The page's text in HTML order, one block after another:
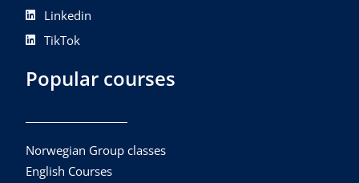
Linkedin
TikTok
Popular courses
Norwegian Group classes
English Courses